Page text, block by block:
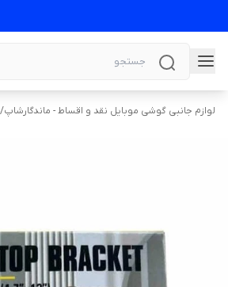
لوازم جانبی گوشی موبایل نقد و اقساط - ماندگارشاپ/